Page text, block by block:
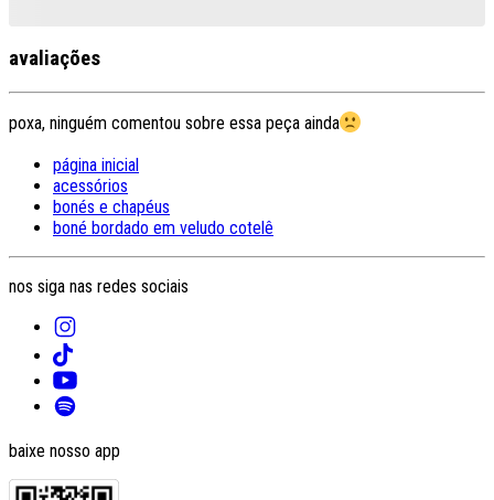
avaliações
poxa, ninguém comentou sobre essa peça ainda
página inicial
acessórios
bonés e chapéus
boné bordado em veludo cotelê
nos siga nas redes sociais
baixe nosso app